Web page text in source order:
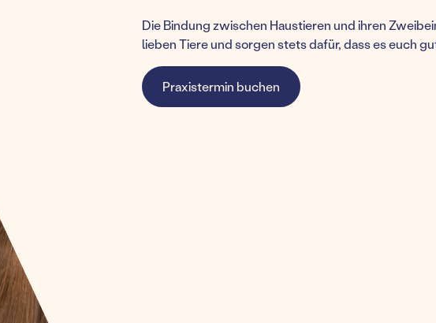
Die Bindung zwischen Haustieren und ihren
lieben Tiere und sorgen stets dafür, dass es euch
Praxistermin buchen